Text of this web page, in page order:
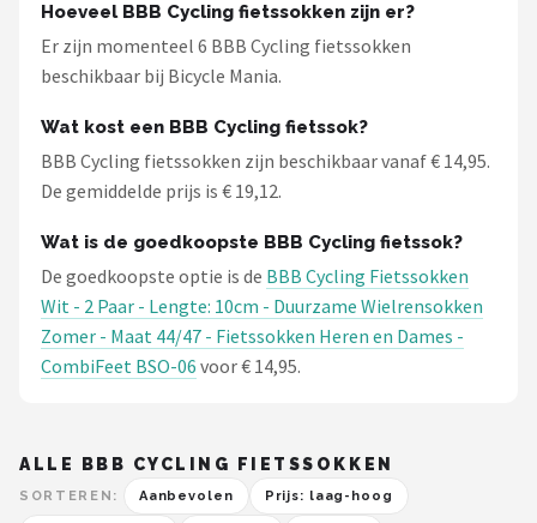
Hoeveel BBB Cycling fietssokken zijn er?
Er zijn momenteel 6 BBB Cycling fietssokken
beschikbaar bij Bicycle Mania.
Wat kost een BBB Cycling fietssok?
BBB Cycling fietssokken zijn beschikbaar vanaf € 14,95.
De gemiddelde prijs is € 19,12.
Wat is de goedkoopste BBB Cycling fietssok?
De goedkoopste optie is de BBB Cycling Fietssokken
Wit - 2 Paar - Lengte: 10cm - Duurzame Wielrensokken
Zomer - Maat 44/47 - Fietssokken Heren en Dames -
CombiFeet BSO-06 voor € 14,95.
ALLE BBB CYCLING FIETSSOKKEN
SORTEREN: Aanbevolen Prijs: laag-hoog